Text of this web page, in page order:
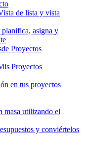
de lista y vista
asigna y
Proyectos
Proyectos
en tus proyectos
masa utilizando el
y conviértelos